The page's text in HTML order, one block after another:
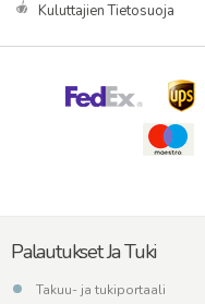
Kuluttajien Tietosuoja
Palautukset Ja Tuki
Takuu- ja tukiportaali